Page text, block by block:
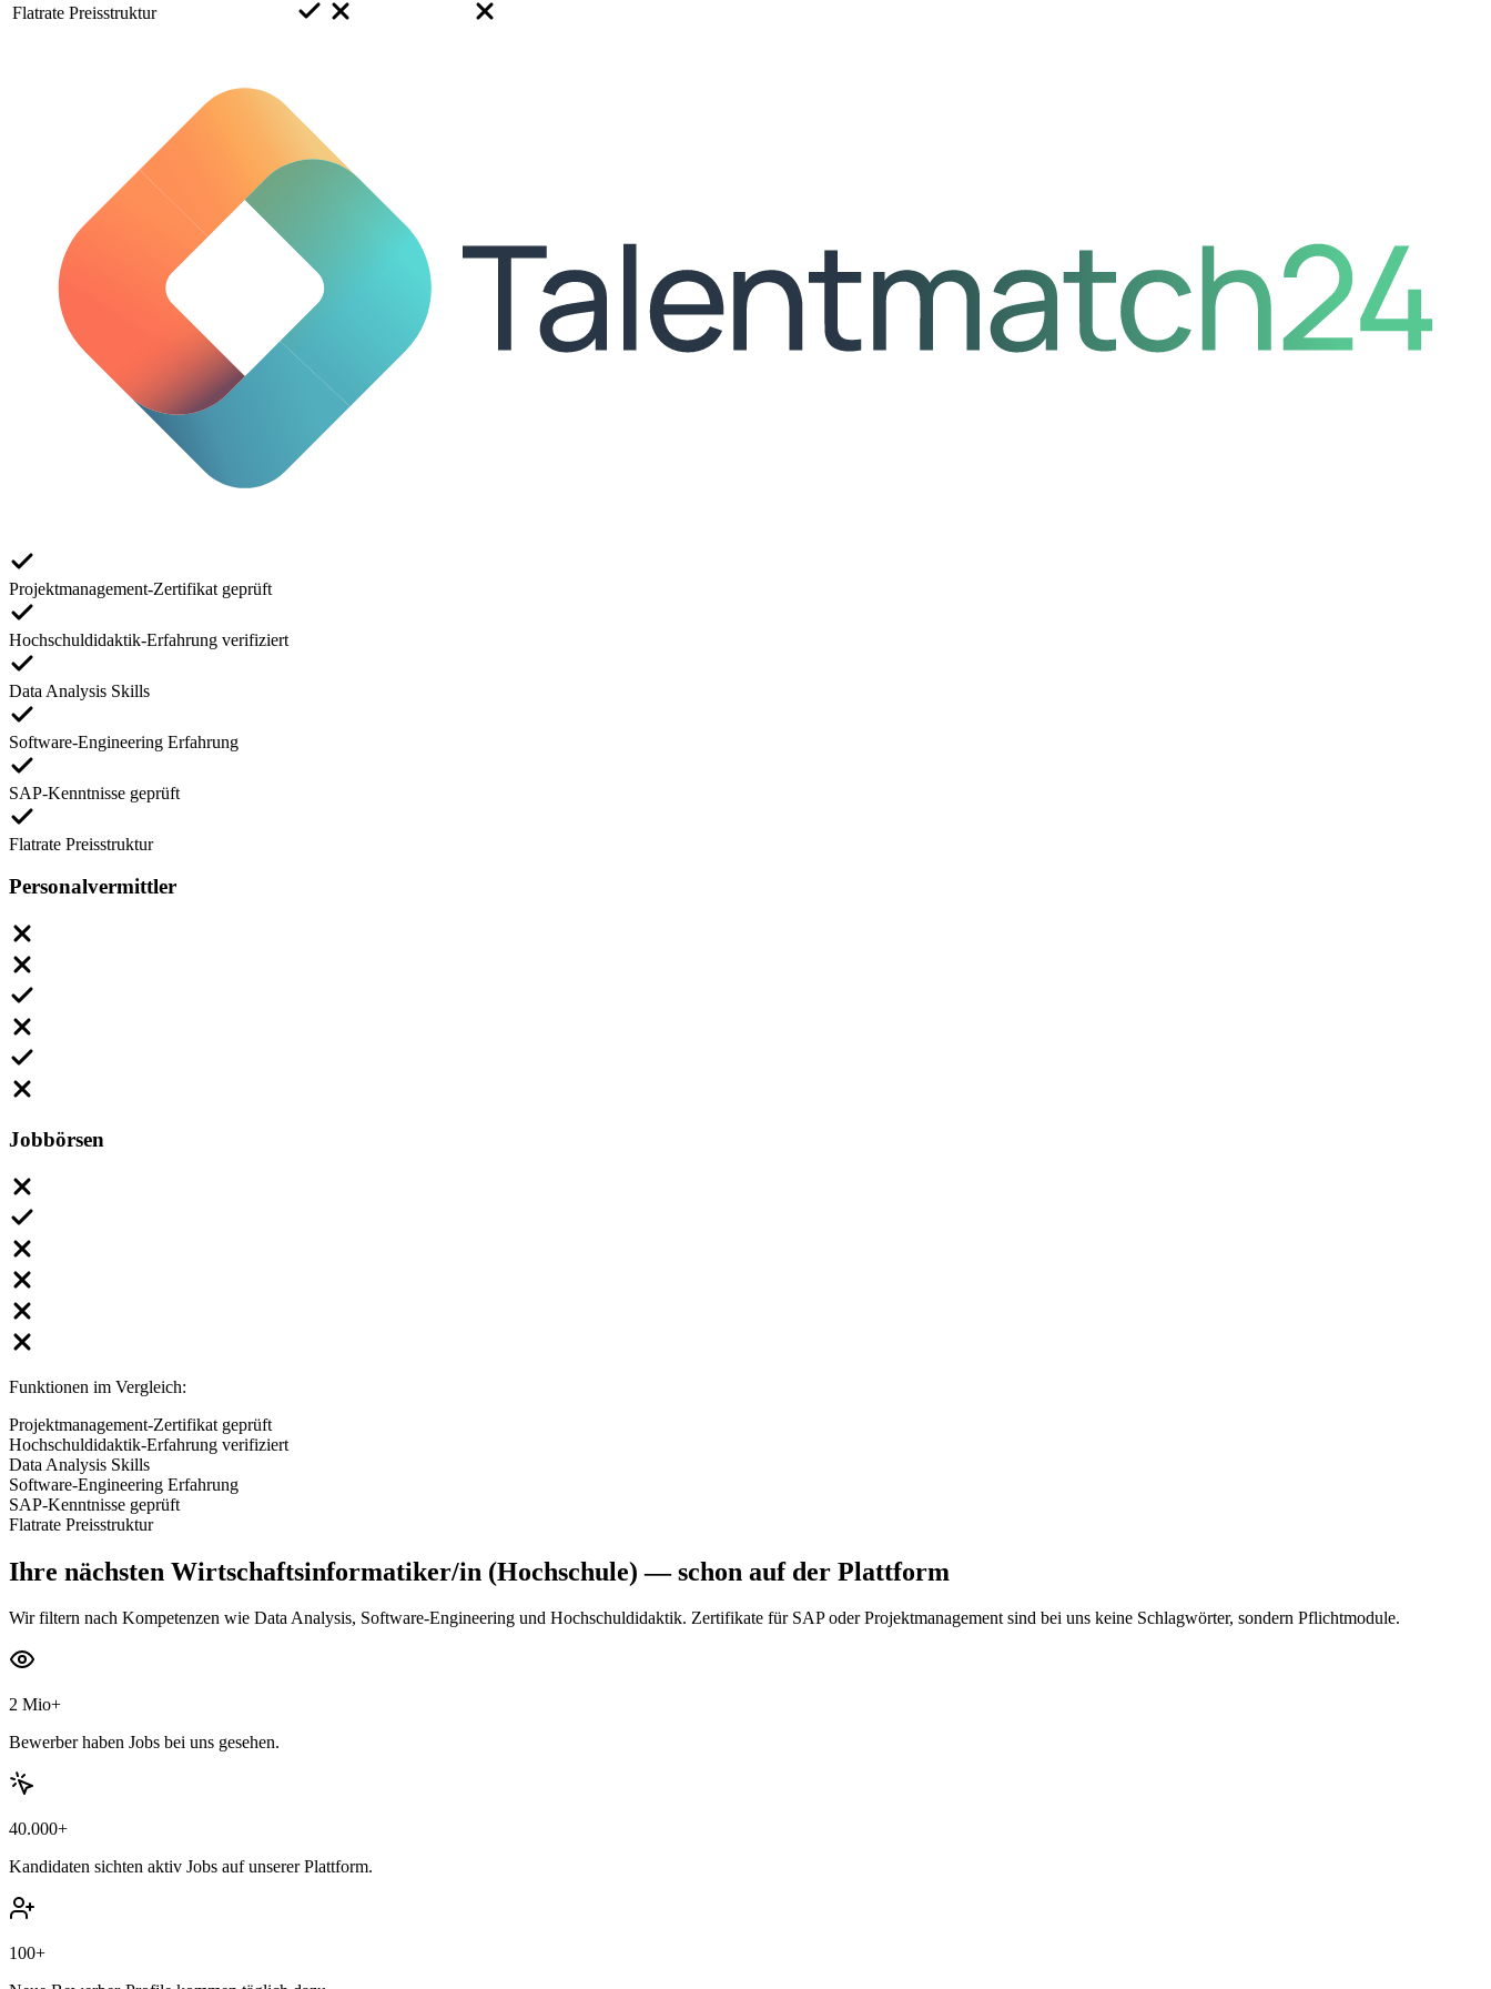
Flatrate Preisstruktur
Projektmanagement-Zertifikat geprüft
Hochschuldidaktik-Erfahrung verifiziert
Data Analysis Skills
Software-Engineering Erfahrung
SAP-Kenntnisse geprüft
Flatrate Preisstruktur
Personalvermittler
Jobbörsen
Funktionen im Vergleich:
Projektmanagement-Zertifikat geprüft
Hochschuldidaktik-Erfahrung verifiziert
Data Analysis Skills
Software-Engineering Erfahrung
SAP-Kenntnisse geprüft
Flatrate Preisstruktur
Ihre nächsten Wirtschaftsinformatiker/in (Hochschule) — schon auf der Plattform
Wir filtern nach Kompetenzen wie Data Analysis, Software-Engineering und Hochschuldidaktik. Zertifikate für SAP oder Projektmanagement sind bei uns keine Schlagwörter, sondern Pflichtmodule.
2 Mio+
Bewerber haben Jobs bei uns gesehen.
40.000+
Kandidaten sichten aktiv Jobs auf unserer Plattform.
100+